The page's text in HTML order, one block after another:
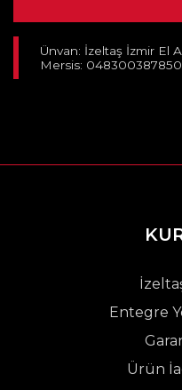
Ünvan: İzeltaş İzmir El
Mersis:
Entegre
Ürün